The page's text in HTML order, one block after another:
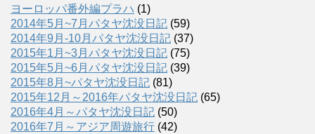
ヨーロッパ番外編プラハ (1)
2014年5月~7月パタヤ沈没日記 (59)
2014年9月-10月パタヤ沈没日記 (37)
2015年1月~3月パタヤ沈没日記 (75)
2015年5月~6月パタヤ沈没日記 (39)
2015年8月~パタヤ沈没日記 (81)
2015年12月～2016年パタヤ沈没日記 (65)
2016年4月～パタヤ沈没日記 (50)
2016年7月～アジア周遊旅行 (42)